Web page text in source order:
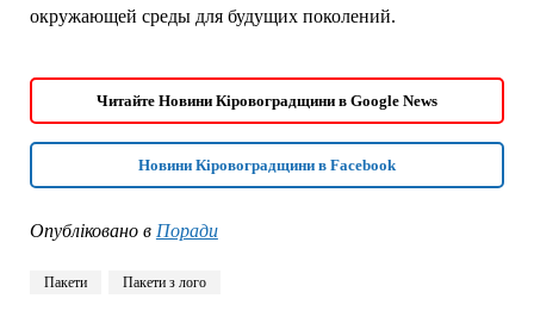
окружающей среды для будущих поколений.
Читайте Новини Кіровоградщини в Google News
Новини Кіровоградщини в Facebook
Опубліковано в Поради
Пакети Пакети з лого